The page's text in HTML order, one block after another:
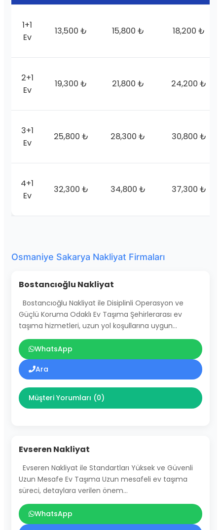
1+1
Ev
13,500 ₺ 15,800 ₺ 18,200 ₺
2+1
Ev
19,300 ₺ 21,800 ₺ 24,200 ₺
3+1
Ev
25,800 ₺ 28,300 ₺ 30,800 ₺
4+1
Ev
32,300 ₺ 34,800 ₺ 37,300 ₺
Osmaniye Sakarya Nakliyat Firmaları
Bostancıoğlu Nakliyat
Bostancıoğlu Nakliyat ile Disiplinli Operasyon ve
Güçlü Koruma Odaklı Ev Taşıma Şehirlerarası ev
taşıma hizmetleri, uzun yol koşullarına uygun…
WhatsApp
Ara
Müşteri Yorumları (0)
Evseren Nakliyat
Evseren Nakliyat ile Standartları Yüksek ve Güvenli
Uzun Mesafe Ev Taşıma Uzun mesafeli ev taşıma
süreci, detaylara verilen önem…
WhatsApp